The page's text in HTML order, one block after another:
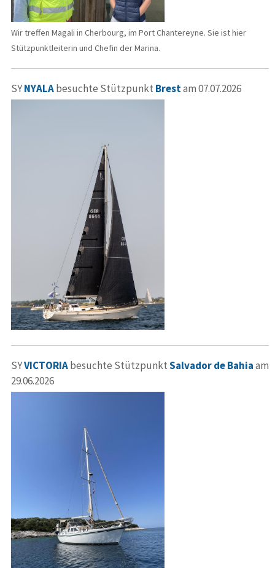
Wir treffen Magali in Cherbourg, im Port Chantereyne. Sie ist hier
Stützpunktleiterin und Chefin der Marina.
SYNYALAbesuchte Stützpunkt Brestam 07.07.2026
SYVICTORIAbesuchte StützpunktSalvador de Bahiaam
29.06.2026